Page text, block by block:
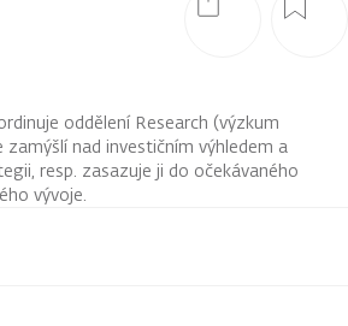
oddělení Research (výzkum
nad investičním výhledem a
resp. zasazuje ji do očekávaného
vývoje.